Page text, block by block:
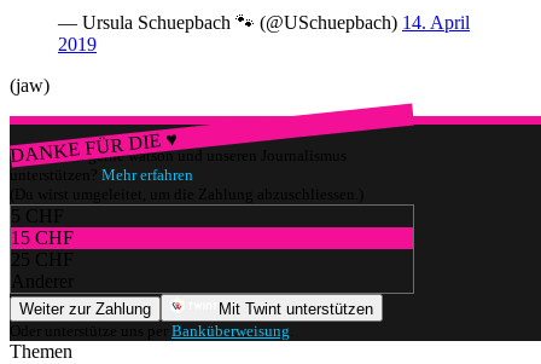
— Ursula Schuepbach 🐾 (@USchuepbach) 14. April
2019
(jaw)
DANKE FÜR DIE ♥
Würdest du gerne watson und unseren Journalismus
unterstützen? Mehr erfahren
(Du wirst umgeleitet, um die Zahlung abzuschliessen.)
5 CHF
15 CHF
25 CHF
Anderer
Weiter zur Zahlung
Mit Twint unterstützen
Oder unterstütze uns per Banküberweisung
Themen